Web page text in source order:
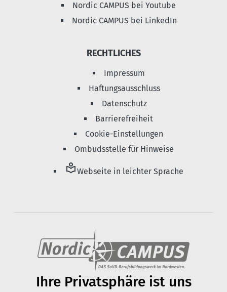
Nordic CAMPUS bei Youtube
Nordic CAMPUS bei LinkedIn
RECHTLICHES
Impressum
Haftungsausschluss
Datenschutz
Barrierefreiheit
Cookie-Einstellungen
Ombudsstelle für Hinweise
local_libraryWebseite in leichter Sprache
Ihre Privats­phäre ist uns